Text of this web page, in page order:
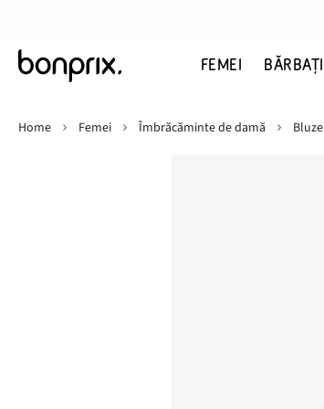
FEMEI BĂRBAŢI
Home
Femei Îmbrăcăminte de damă Bluze